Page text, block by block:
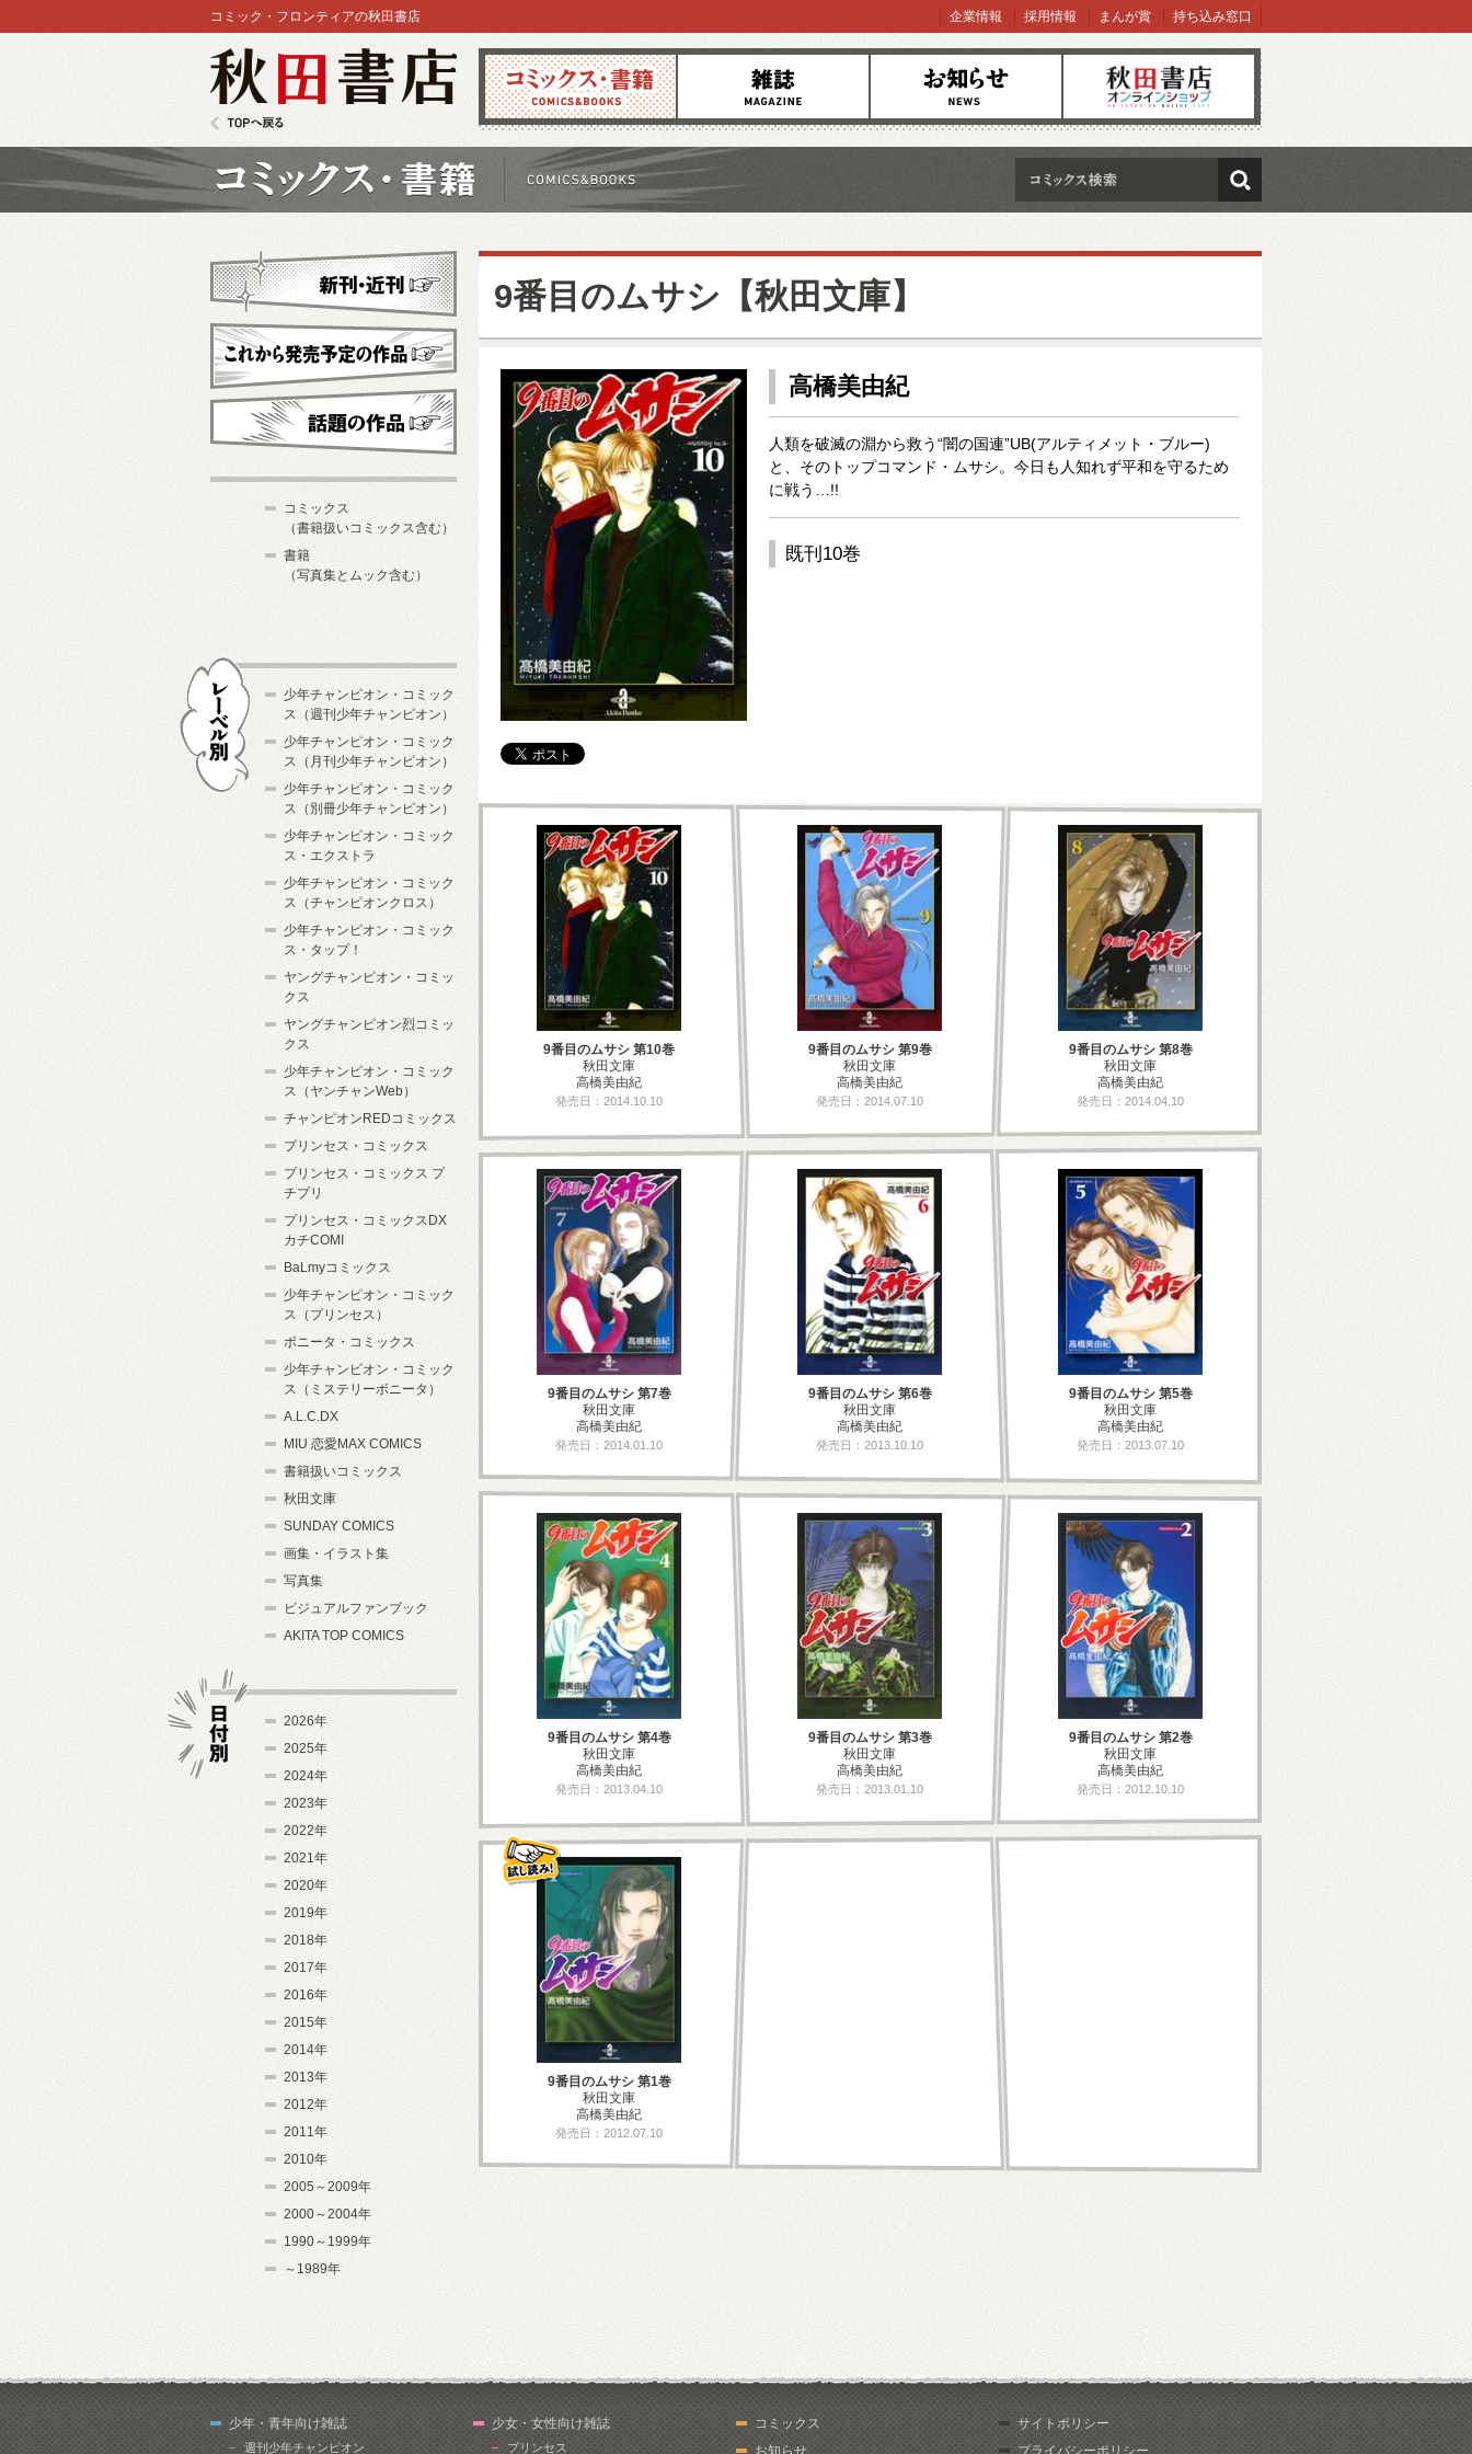
コミックス 雑誌 お知らせ オンラインショップ
コミック・フロンティアの秋田書店 企業情報 採用情報 まんが賞 持ち込み窓口
検索
9番目のムサシ【秋田文庫】
高橋美由紀
人類を破滅の淵から救う“闇の国連”UB(アルティメット・ブルー)
と、そのトップコマンド・ムサシ。今日も人知れず平和を守るため
に戦う…!!
既刊10巻
9番目のムサシ 第10巻
秋田文庫
高橋美由紀
発売日：2014.10.10
9番目のムサシ 第9巻
秋田文庫
高橋美由紀
発売日：2014.07.10
9番目のムサシ 第8巻
秋田文庫
高橋美由紀
発売日：2014.04.10
9番目のムサシ 第7巻
秋田文庫
高橋美由紀
発売日：2014.01.10
9番目のムサシ 第6巻
秋田文庫
高橋美由紀
発売日：2013.10.10
9番目のムサシ 第5巻
秋田文庫
高橋美由紀
発売日：2013.07.10
9番目のムサシ 第4巻
秋田文庫
高橋美由紀
発売日：2013.04.10
9番目のムサシ 第3巻
秋田文庫
高橋美由紀
発売日：2013.01.10
9番目のムサシ 第2巻
秋田文庫
高橋美由紀
発売日：2012.10.10
9番目のムサシ 第1巻
秋田文庫
高橋美由紀
発売日：2012.07.10
新刊・近刊
これから発売予定
コミックス
（書籍扱いコミックス含む）
書籍
（写真集とムック含む）
少年チャンピオン・コミック
ス（週刊少年チャンピオン）
少年チャンピオン・コミック
ス（月刊少年チャンピオン）
少年チャンピオン・コミック
ス（別冊少年チャンピオン）
少年チャンピオン・コミック
ス・エクストラ
少年チャンピオン・コミック
ス（チャンピオンクロス）
少年チャンピオン・コミック
ス・タップ！
ヤングチャンピオン・コミッ
クス
ヤングチャンピオン烈コミッ
クス
少年チャンピオン・コミック
ス（ヤンチャンWeb）
チャンピオンREDコミックス
プリンセス・コミックス
プリンセス・コミックス プ
チプリ
プリンセス・コミックスDX
カチCOMI
BaLmyコミックス
少年チャンピオン・コミック
ス（プリンセス）
ボニータ・コミックス
少年チャンピオン・コミック
ス（ミステリーボニータ）
A.L.C.DX
MIU 恋愛MAX COMICS
書籍扱いコミックス
秋田文庫
SUNDAY COMICS
画集・イラスト集
写真集
ビジュアルファンブック
AKITA TOP COMICS
2026年
2025年
2024年
2023年
2022年
2021年
2020年
2019年
2018年
2017年
2016年
2015年
2014年
2013年
2012年
2011年
2010年
2005～2009年
2000～2004年
1990～1999年
～1989年
少年・青年向け雑誌
週刊少年チャンピオン
少女・女性向け雑誌
プリンセス
コミックス
お知らせ
サイトポリシー
プライバシーポリシー